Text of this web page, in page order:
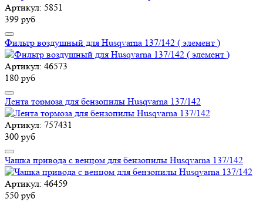
Артикул: 5851
399 руб
Фильтр воздушный для Husqvarna 137/142 ( элемент )
Артикул: 46573
180 руб
Лента тормоза для бензопилы Husqvarna 137/142
Артикул: 757431
300 руб
Чашка привода с венцом для бензопилы Husqvarna 137/142
Артикул: 46459
550 руб